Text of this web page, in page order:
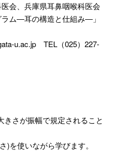
、兵庫県耳鼻咽喉科医会
ム―耳の構造と仕組み―」
u.ac.jp TEL（025）227-
さが振幅で規定されること
)を使いながら学びます。